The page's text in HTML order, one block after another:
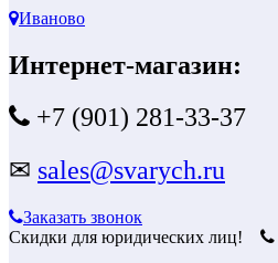
Иваново
Интернет-магазин:
+7 (901) 281-33-37
✉ sales@svarych.ru
Заказать звонок
Скидки для юридических лиц!